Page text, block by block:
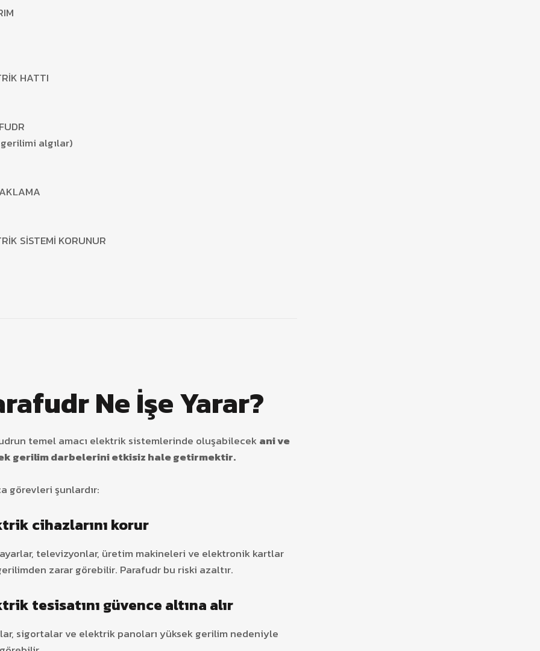
HATTI
gerilimi algılar)
SİSTEMİ KORUNUR
Ne İşe Yarar?
temel amacı elektrik sistemlerinde oluşabilecekani ve
gerilim darbelerini etkisiz hale getirmektir.
görevleri şunlardır:
cihazlarını korur
televizyonlar, üretim makineleri ve elektronik kartlar
zarar görebilir. Parafudr bu riski azaltır.
tesisatını güvence altına alır
sigortalar ve elektrik panoları yüksek gerilim nedeniyle